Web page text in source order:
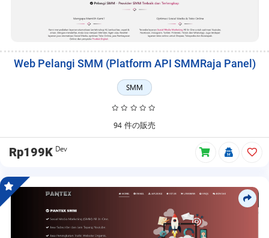
Web Pelangi SMM (Platform API SMMRaja Panel)
SMM
94 件の販売
Rp199K Dev